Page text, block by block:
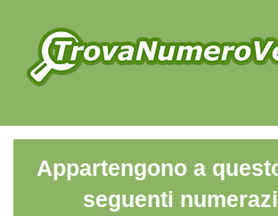
Appartengono a
seguenti